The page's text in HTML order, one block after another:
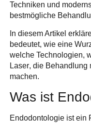
Techniken und
bestmögliche
In diesem Artikel
bedeutet, wie eine
welche Technologien,
Laser, die Behandlung
machen.
Was ist
Endodontologie ist ein